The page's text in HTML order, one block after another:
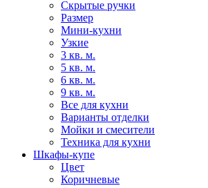
Скрытые ручки
Размер
Мини-кухни
Узкие
3 кв. м.
5 кв. м.
6 кв. м.
9 кв. м.
Все для кухни
Варианты отделки
Мойки и смесители
Техника для кухни
Шкафы-купе
Цвет
Коричневые